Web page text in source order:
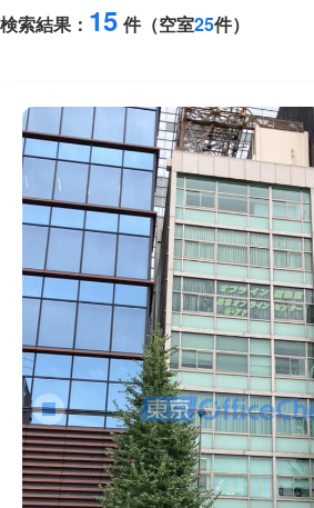
検索結果： 15 件（空室25件）